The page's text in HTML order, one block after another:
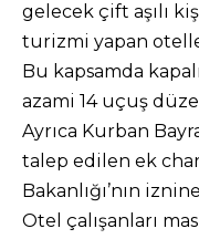
gelecek çift aşılı
turizmi yapan
Bu kapsamda
azami 14 uçuş
Ayrıca Kurban
talep edilen ek
Bakanlığı’nın
Otel çalışanları